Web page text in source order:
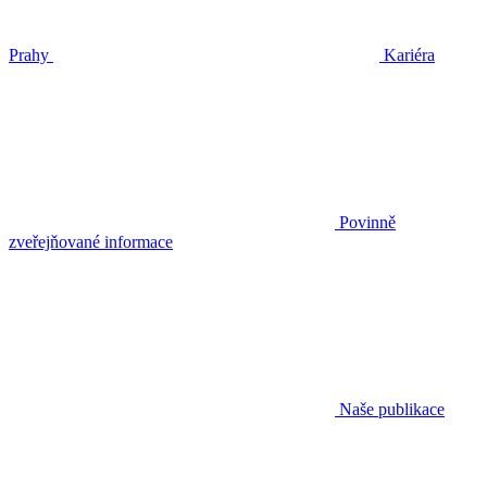
Prahy Kariéra
Povinně
zveřejňované informace
Naše publikace